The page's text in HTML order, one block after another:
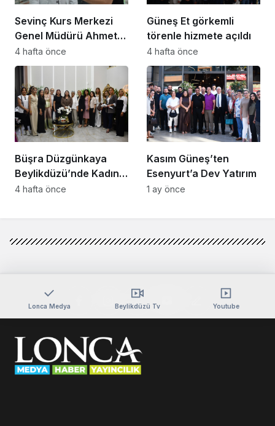
Sevinç Kurs Merkezi
Genel Müdürü Ahmet
Zeyrekmişoğlu
Başarının Sırrını Anlattı
4 hafta önce
Güneş Et görkemli
törenle hizmete açıldı
4 hafta önce
Büşra Düzgünkaya
Beylikdüzü’nde Kadın
Girişimcilerle Buluştu
4 hafta önce
Kasım Güneş’ten
Esenyurt’a Dev Yatırım
1 ay önce
Lonca Medya Beylikdüzü Tv Youtube